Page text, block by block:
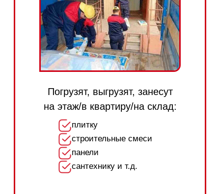
ПОДРОБНЕЕ
Для наших грузчиков нет непосильных
задач!